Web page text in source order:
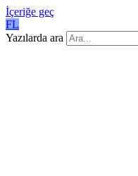
İçeriğe geç
FL
Yazılarda ara